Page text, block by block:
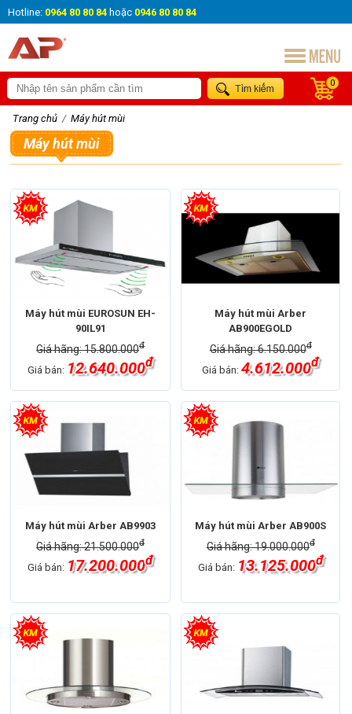
Hotline: 0964 80 80 84 hoặc 0946 80 80 84
0
Trang chủ / Máy hút mùi
Máy hút mùi
Máy hút mùi EUROSUN EH-
90IL91
Giá hãng: 15.800.000đ
Giá bán: 12.640.000đ
Thương hiệu
Máy hút mùi Eurosun
Malaysia
Máy hút mùi Arber
AB900EGOLD
Giá hãng: 6.150.000đ
Giá bán:4.612.000đ
Thương hiệu Máy hút mùi Arber
Máy hút mùi Arber AB9903
Giá hãng: 21.500.000đ
Giá bán: 17.200.000đ
Thương hiệu Máy hút mùi Arber
Máy hút mùi Arber AB900S
Giá hãng: 19.000.000đ
Giá bán: 13.125.000đ
Máy hút mùi Arber
mùi